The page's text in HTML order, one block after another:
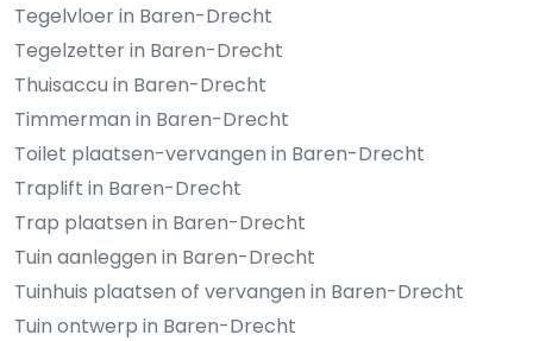
Tegelvloer in Baren-Drecht
Tegelzetter in Baren-Drecht
Thuisaccu in Baren-Drecht
Timmerman in Baren-Drecht
Toilet plaatsen-vervangen in Baren-Drecht
Traplift in Baren-Drecht
Trap plaatsen in Baren-Drecht
Tuin aanleggen in Baren-Drecht
Tuinhuis plaatsen of vervangen in Baren-Drecht
Tuin ontwerp in Baren-Drecht